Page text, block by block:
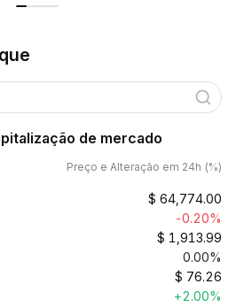
de mercado
Preço e Alteração em 24h (%)
$ 64,774.00
-0.20%
$ 1,913.99
0.00%
$ 76.26
+2.00%